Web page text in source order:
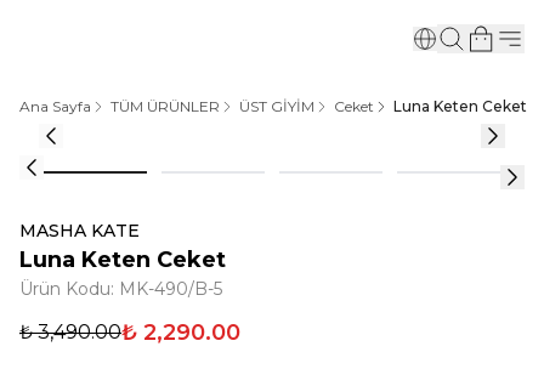
Ana Sayfa TÜM ÜRÜNLER ÜST GİYİM Ceket Luna Keten Ceket
MASHA KATE
Luna Keten Ceket
Ürün Kodu: MK-490/B-5
₺ 3,490.00₺ 2,290.00